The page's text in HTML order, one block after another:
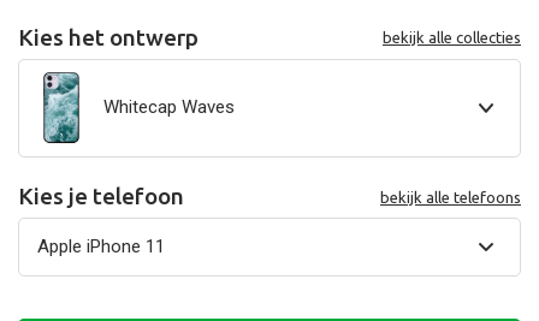
Kies het ontwerp bekijk alle collecties
Whitecap Waves
Kies je telefoon bekijk alle telefoons